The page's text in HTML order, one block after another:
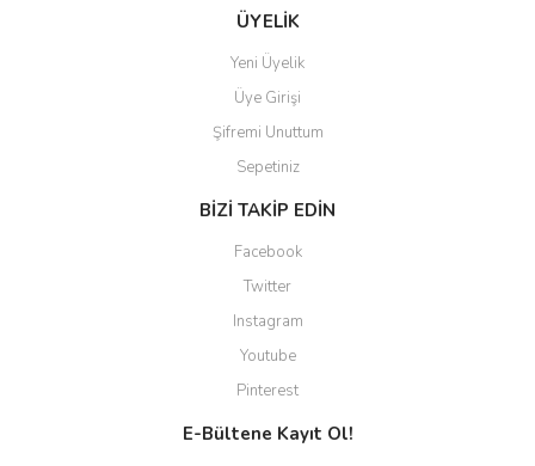
ÜYELİK
Yeni Üyelik
Üye Girişi
Şifremi Unuttum
Sepetiniz
BİZİ TAKİP EDİN
Facebook
Twitter
Instagram
Youtube
Pinterest
E-Bültene Kayıt Ol!